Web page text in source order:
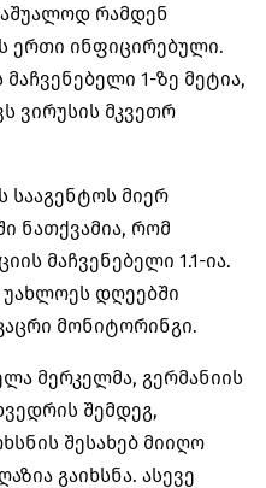
რამდენ
ერთი ინფიცირებული.
1-ზე მეტია,
ვირუსის მკვეთრ
სააგენტოს მიერ
ნათქვამია, რომ
მაჩვენებელი 1.1-ია.
დღეებში
მონიტორინგი.
მერკელმა, გერმანიის
შემდეგ,
შესახებ მიიღო
გაიხსნა. ასევე